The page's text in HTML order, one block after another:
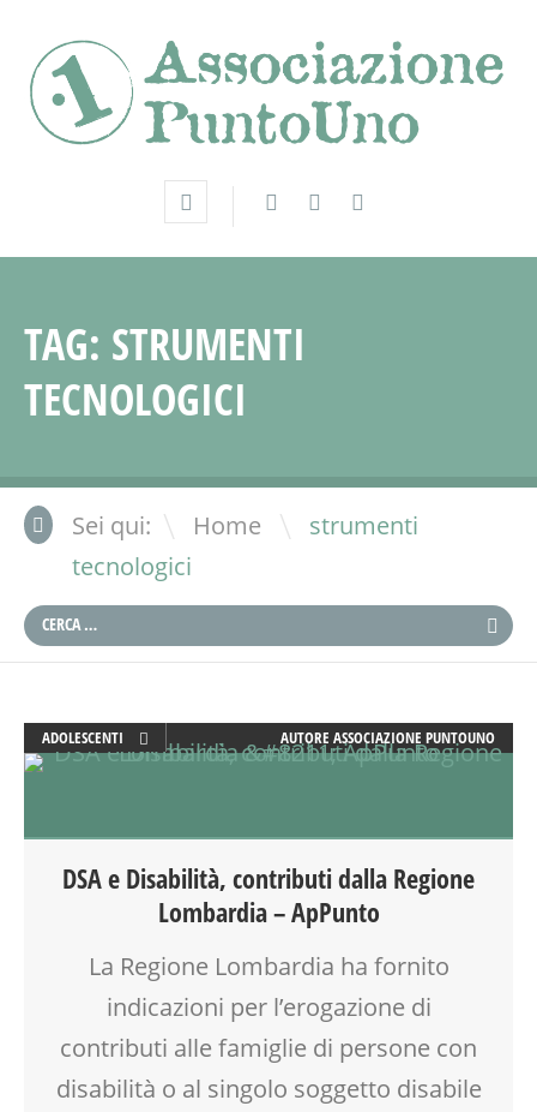
TAG: STRUMENTI
TECNOLOGICI
Sei qui: Home \
strumenti
tecnologici
ADOLESCENTI
ADULTI
GENITORI
RAGAZZI
AUTORE ASSOCIAZIONE PUNTOUNO
DSA e Disabilità, contributi dalla Regione
Lombardia – ApPunto
La Regione Lombardia ha fornito
indicazioni per l’erogazione di
contributi alle famiglie di persone con
disabilità o al singolo soggetto disabile